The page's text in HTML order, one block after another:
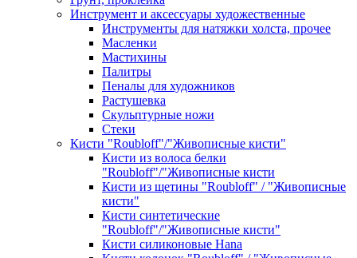
Инструмент и аксессуары художественные
Инструменты для натяжки холста, прочее
Масленки
Мастихины
Палитры
Пеналы для художников
Растушевка
Скульптурные ножи
Стеки
Кисти "Roubloff"/"Живописные кисти"
Кисти из волоса белки
"Roubloff"/"Живописные кисти
Кисти из щетины "Roubloff" / "Живописные
кисти"
Кисти синтетические
"Roubloff"/"Живописные кисти"
Кисти силиконовые Hana